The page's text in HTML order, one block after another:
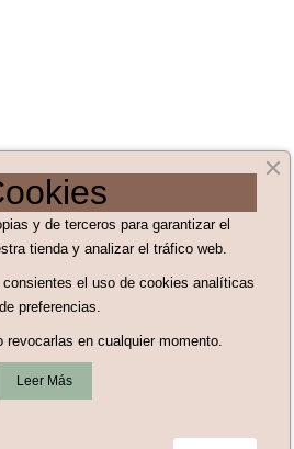
de uso
y de terceros para garantizar el
tienda y analizar el tráfico web.
consientes el uso de cookies analíticas
preferencias.
revocarlas en cualquier momento.
Leer Más